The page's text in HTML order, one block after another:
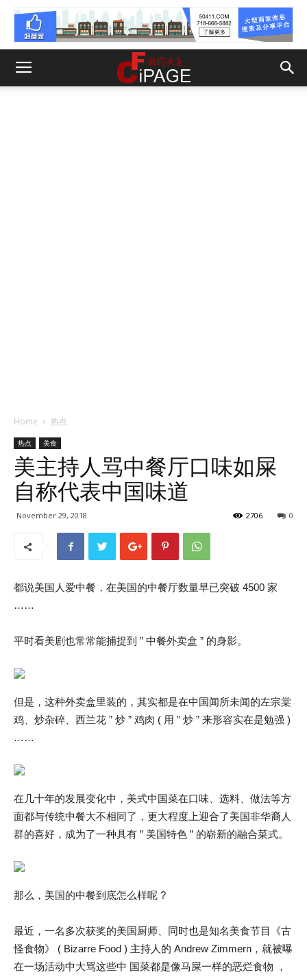
Home 热点
热点 美食
美主持人骂中餐厅口味如屎
自称代表中国味道
November 29, 2018 0
2706
都说美国人爱中餐，在美国的中餐厅数量早已突破 4500 家
……
平时看美剧也常常能捕捉到 ” 中餐外卖盒 ” 的身影。
但是，这种外卖盒里装的，其实都是在中国闻所未闻的左宗棠
鸡、炒杂碎、西兰花 ” 炒 ” 鸡肉 ( 用 ” 炒 ” 来形容实在是勉强 )
……
在几十年的发展变化中，美式中国菜在口味、选料、做法等方
面都与传统中餐大不相同了，更大程度上迎合了美国非华裔人
群的喜好，成为了一种具有 ” 美国特色 ” 的崭新的融合菜式。
那么，美国的中餐到底怎么样呢 ?
最近，一名多次获奖的美国厨师、同时也是知名美食节目《古
怪食物》 ( Bizarre Food ) 主持人的 Andrew Zimmern，就被曝
在一场活动中大骂这些中 国菜都是像马屎一样的恶烂食物 ，